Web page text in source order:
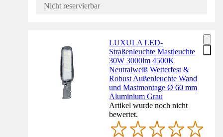
Nicht reservierbar
LUXULA LED-
Straßenleuchte Mastleuchte
30W 3000lm 4500K
Neutralweiß Wetterfest &
Robust Außenleuchte Wand
und Mastmontage Ø 60 mm
Aluminium Grau
Artikel wurde noch nicht
bewertet.